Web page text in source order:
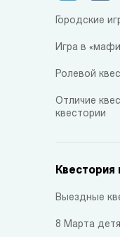
Городские
Игра в
Ролевой
Отличие
квестории
Квестория
Выездные
8 Марта